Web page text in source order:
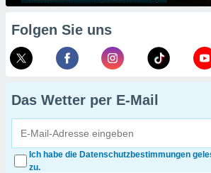
Folgen Sie uns
Das Wetter per E-Mail
Ich habe die Datenschutzbestimmungen
zu.